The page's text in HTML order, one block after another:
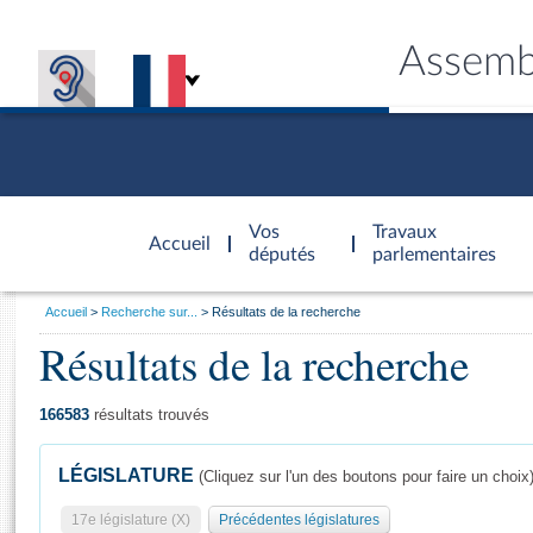
Accueil
d'accueil
Vos
députés
Travaux
parlementaires
Général
Vous
Accueil Recherche sur... Résultats de la recherche
Résultats de la recherche
166583 résultats trouvés
LÉGISLATURE (Cliquez sur l'un des boutons pour faire un choix)
17e législature (X) Précédentes législatures